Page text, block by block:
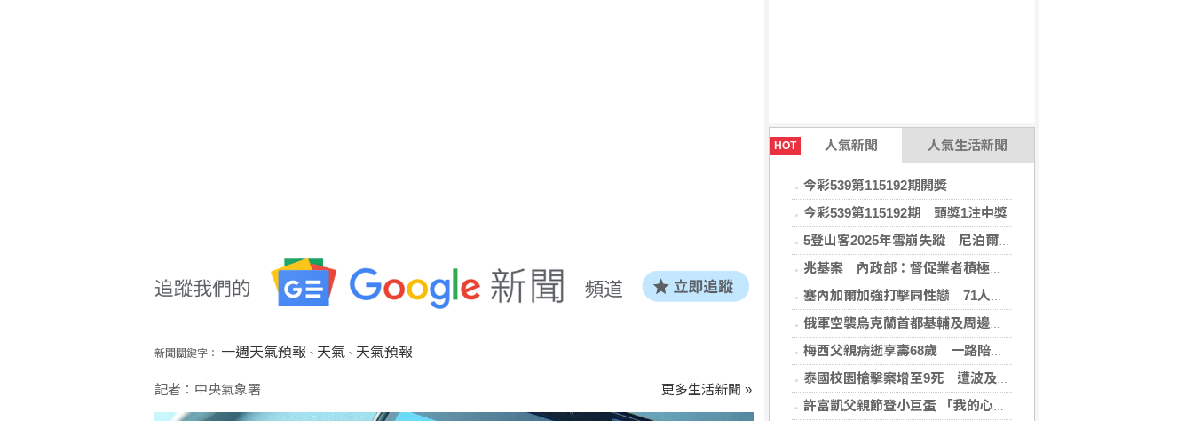
HOT 人氣新聞 人氣生活新聞
今彩539第115192期開獎
今彩539第115192期 頭獎1注中獎
5登山客2025年雪崩失蹤 尼泊爾救難隊尋獲遺體
兆基案 內政部：督促業者積極履約或轉讓契約
塞內加爾加強打擊同性戀 71人遭控「違反自然行為」
俄軍空襲烏克蘭首都基輔及周邊區域 造成4人喪命
梅西父親病逝享壽68歲 一路陪伴兒子闖蕩足壇
泰國校園槍擊案增至9死 遭波及12歲女童不治
許富凱父親節登小巨蛋 「我的心肝寶貝」思念爸爸
新聞關鍵字： 一週天氣預報 、 天氣、 天氣預報
記者：中央氣象署 更多生活新聞 »